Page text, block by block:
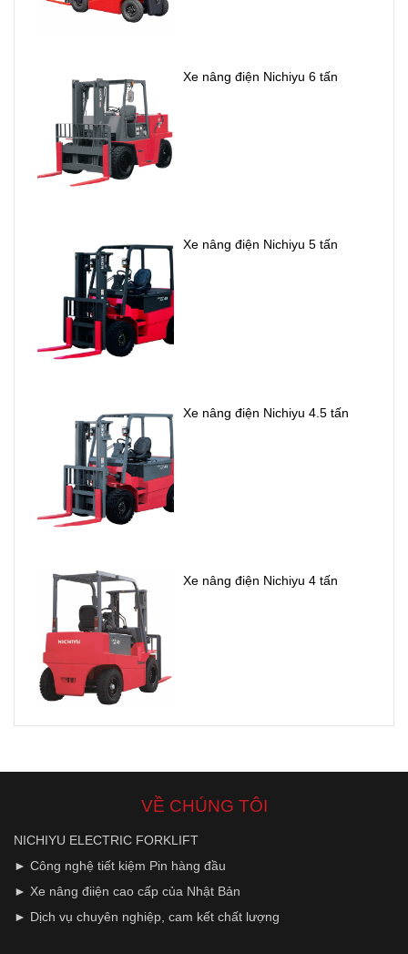
hạn.
Xe nâng điện Nichiyu 6 tấn
Xe nâng điện Nichiyu 5 tấn
Xe nâng điện Nichiyu 4.5 tấn
Xe nâng điện Nichiyu 4 tấn
VỀ CHÚNG TÔI
NICHIYU ELECTRIC FORKLIFT
► Công nghệ tiết kiệm Pin hàng đầu
► Xe nâng điiện cao cấp của Nhật Bản
► Dịch vụ chuyên nghiệp, cam kết chất lượng